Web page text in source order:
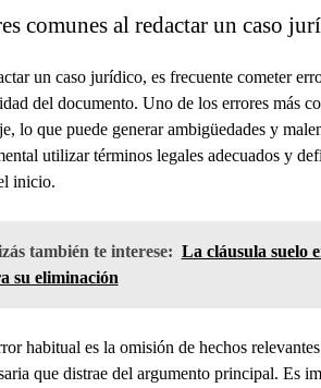
comunes al redactar un caso
un caso jurídico, es frecuente cometer
del documento. Uno de los errores más
lo que puede generar ambigüedades y
utilizar términos legales adecuados y
inicio.
también te interese: La cláusula suelo
su eliminación
habitual es la omisión de hechos
que distrae del argumento principal. Es